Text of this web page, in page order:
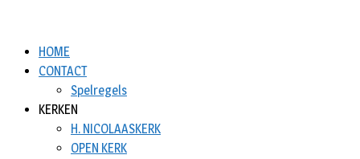
HOME
CONTACT
Spelregels
KERKEN
H. NICOLAASKERK
OPEN KERK